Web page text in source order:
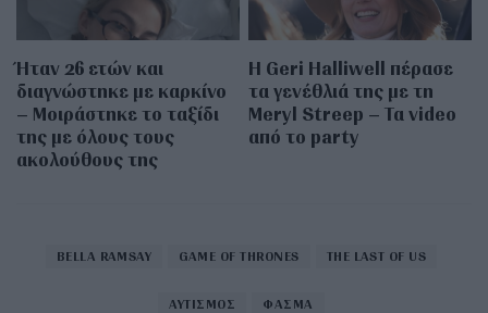
Ήταν 26 ετών και
διαγνώστηκε με καρκίνο
– Μοιράστηκε το ταξίδι
της με όλους τους
ακολούθους της
Η Geri Halliwell πέρασε
τα γενέθλιά της με τη
Meryl Streep – Τα video
από το party
BELLA RAMSAY GAME OF THRONES THE LAST OF US
ΑΥΤΙΣΜΟΣ ΦΑΣΜΑ